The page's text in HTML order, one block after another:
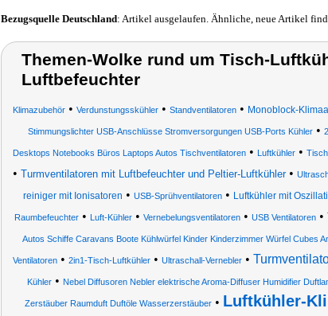
Bezugsquelle Deutschland: Artikel ausgelaufen. Ähnliche, neue Artikel
Themen-Wolke rund um Tisch-
Luftbefeuchter
Klimazubehör • Verdunstungsskühler • Standventilatoren • Monoblock-
Stimmungslichter USB-Anschlüsse Stromversorgungen USB-Ports Kühler •
Desktops Notebooks Büros Laptops Autos Tischventilatoren• Luftkühler•
• Turmventilatoren mit Luftbefeuchter und Peltier-Luftkühler•
reiniger mit Ionisatoren • USB-Sprühventilatoren• Luftkühler mit
Raumbefeuchter • Luft-Kühler • Vernebelungsventilatoren • USB Ventilatoren •
Autos Schiffe Caravans Boote Kühlwürfel Kinder Kinderzimmer Würfel Cubes
Ventilatoren• 2in1-Tisch-Luftkühler• Ultraschall-Vernebler•
Kühler • Nebel Diffusoren Nebler elektrische Aroma-Diffuser Humidifier
Zerstäuber Raumduft Duftöle Wasserzerstäuber• Luftkühler-